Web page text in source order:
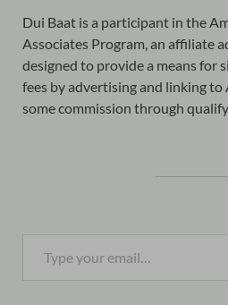
Dui Baat is a participant in the
Associates Program, an affiliate
designed to provide a means for
fees by advertising and linking to
some commission through